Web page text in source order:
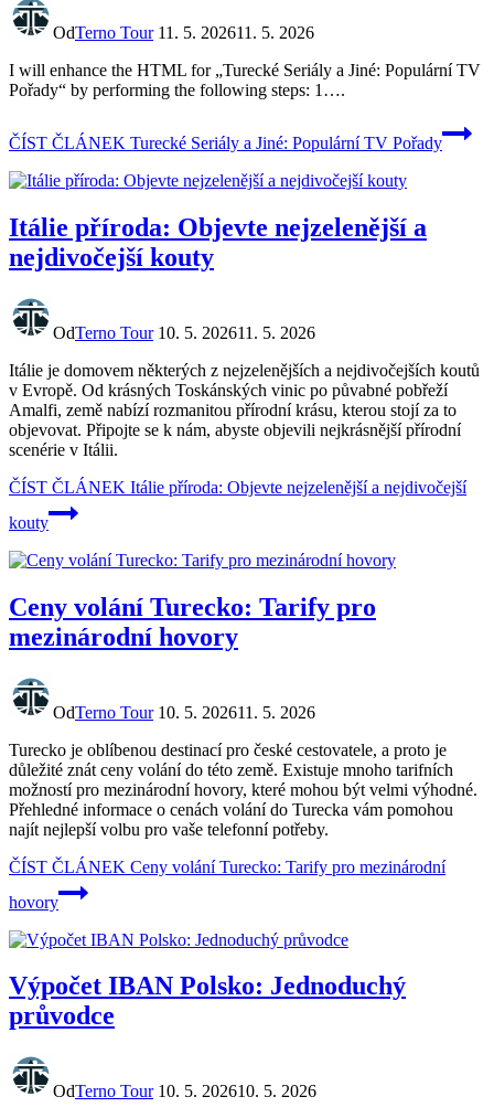
OdTerno Tour 11. 5. 202611. 5. 2026
I will enhance the HTML for „Turecké Seriály a Jiné: Populární TV
Pořady“ by performing the following steps: 1….
ČÍST ČLÁNEK Turecké Seriály a Jiné: Populární TV Pořady
Itálie příroda: Objevte nejzelenější a
nejdivočejší kouty
OdTerno Tour 10. 5. 202611. 5. 2026
Itálie je domovem některých z nejzelenějších a nejdivočejších koutů
v Evropě. Od krásných Toskánských vinic po půvabné pobřeží
Amalfi, země nabízí rozmanitou přírodní krásu, kterou stojí za to
objevovat. Připojte se k nám, abyste objevili nejkrásnější přírodní
scenérie v Itálii.
ČÍST ČLÁNEK Itálie příroda: Objevte nejzelenější a nejdivočejší
kouty
Ceny volání Turecko: Tarify pro
mezinárodní hovory
OdTerno Tour 10. 5. 202611. 5. 2026
Turecko je oblíbenou destinací pro české cestovatele, a proto je
důležité znát ceny volání do této země. Existuje mnoho tarifních
možností pro mezinárodní hovory, které mohou být velmi výhodné.
Přehledné informace o cenách volání do Turecka vám pomohou
najít nejlepší volbu pro vaše telefonní potřeby.
ČÍST ČLÁNEK Ceny volání Turecko: Tarify pro mezinárodní
hovory
Výpočet IBAN Polsko: Jednoduchý
průvodce
OdTerno Tour 10. 5. 202610. 5. 2026